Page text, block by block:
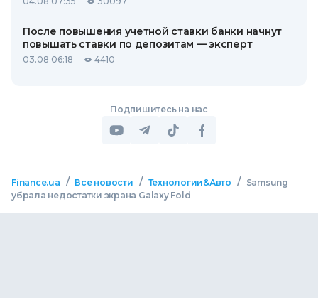
После повышения учетной ставки банки начнут
повышать ставки по депозитам — эксперт
03.08 06:18 4410
Подпишитесь на нас
Finance.ua / Все новости / Технологии&Авто /
Samsung
убрала недостатки экрана Galaxy Fold